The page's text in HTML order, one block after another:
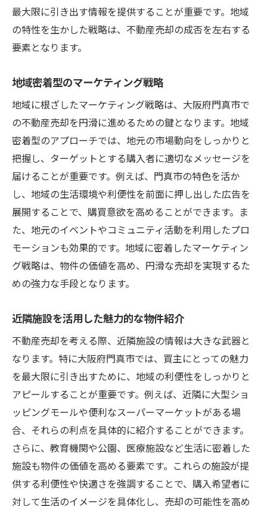
最大限に引き出す情報を提供することが重要です。地域
の特性を生かした戦略は、不動産売却の成否を左右する
要素となります。
地域密着型のマーケティング戦略
地域に根ざしたマーケティング戦略は、大阪府門真市で
の不動産売却を円滑に進めるための鍵となります。地域
密着型のアプローチでは、地元の市場動向をしっかりと
把握し、ターゲットとする購入者に適切なメッセージを
届けることが重要です。例えば、門真市の特色を活か
し、地域の生活環境や利便性を前面に押し出した広告を
展開することで、購買意欲を高めることができます。ま
た、地元のイベントやコミュニティ活動を利用したプロ
モーションも効果的です。地域に密着したマーケティン
グ戦略は、物件の価値を高め、円滑な売却を実現するた
めの強力な手段となります。
近隣施設を活用した魅力的な物件紹介
不動産売却を考える際、近隣施設の情報は大きな武器と
なります。特に大阪府門真市では、買主にとっての魅力
を最大限に引き出すために、地域の利便性をしっかりと
アピールすることが重要です。例えば、近隣に大型ショ
ッピングモールや便利なスーパーマーケットがある場
合、それらの利点を具体的に紹介することができます。
さらに、教育機関や公園、医療施設など生活に密着した
施設も物件の価値を高める要素です。これらの施設が提
供する利便性や快適さを強調することで、購入希望者に
対して生活のイメージを具体化し、売却の可能性を高め